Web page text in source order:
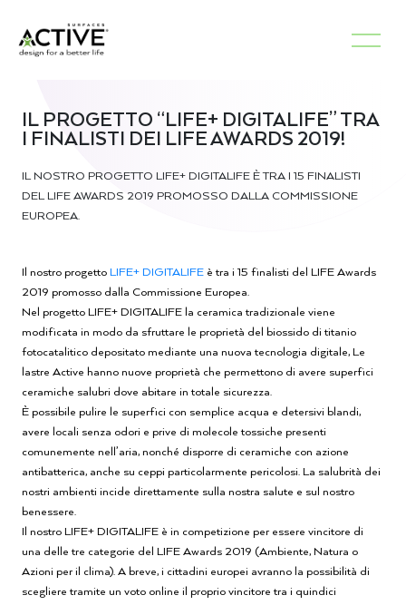
IL PROGETTO “LIFE+ DIGITALIFE” TRA
I FINALISTI DEI LIFE AWARDS 2019!
IL NOSTRO PROGETTO LIFE+ DIGITALIFE È TRA I 15 FINALISTI
DEL LIFE AWARDS 2019 PROMOSSO DALLA COMMISSIONE
EUROPEA.
Il nostro progettoLIFE+ DIGITALIFE è tra i 15 finalisti del LIFE Awards
2019 promosso dalla Commissione Europea.
Nel progetto LIFE+ DIGITALIFE la ceramica tradizionale viene
modificata in modo da sfruttare le proprietà del biossido di titanio
fotocatalitico depositato mediante una nuova tecnologia digitale, Le
lastre Active hanno nuove proprietà che permettono di avere superfici
ceramiche salubri dove abitare in totale sicurezza.
È possibile pulire le superfici con semplice acqua e detersivi blandi,
avere locali senza odori e prive di molecole tossiche presenti
comunemente nell’aria, nonché disporre di ceramiche con azione
antibatterica, anche su ceppi particolarmente pericolosi. La salubrità dei
nostri ambienti incide direttamente sulla nostra salute e sul nostro
benessere.
Il nostro LIFE+ DIGITALIFE è in competizione per essere vincitore di
una delle tre categorie del LIFE Awards 2019 (Ambiente, Natura o
Azioni per il clima). A breve, i cittadini europei avranno la possibilità di
scegliere tramite un voto online il proprio vincitore tra i quindici